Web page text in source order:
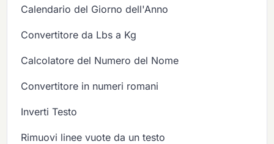
Calendario del Giorno dell'Anno
Convertitore da Lbs a Kg
Calcolatore del Numero del Nome
Convertitore in numeri romani
Inverti Testo
Rimuovi linee vuote da un testo